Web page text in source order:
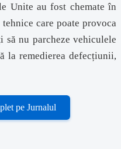
Unite au fost chemate în
care poate provoca
nu parcheze vehiculele
la remedierea defecțiunii,
pe Jurnalul